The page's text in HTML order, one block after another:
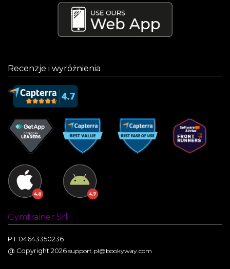
Recenzje i wyróżnienia
Gymtrainer Srl
P.I. 04643350236
@ Copyright 2026 support.pl@bookyway.com